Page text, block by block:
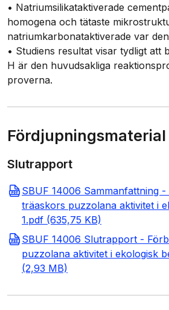
• Natriumsilikataktiverade
homogena och tätaste
natriumkarbonataktiverade var
• Studiens resultat visar tydligt att
H är den huvudsakliga
proverna.
Fördjupningsmaterial
Slutrapport
SBUF 14006 Sammanfattning
träaskors puzzolana aktivitet i
1.pdf (635,75 KB)
SBUF 14006 Slutrapport -
puzzolana aktivitet i ekologisk
(2,93 MB)